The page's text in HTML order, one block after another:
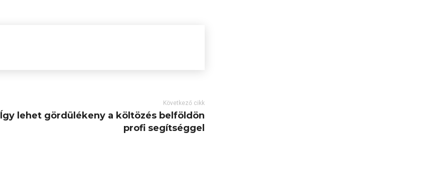
Következő cikk
Így lehet gördülékeny a költözés belföldön
profi segítséggel